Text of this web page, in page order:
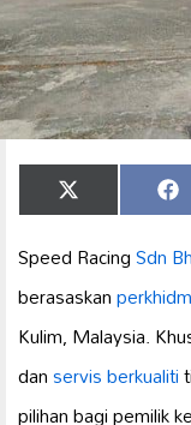
Share
on
X
(Twitter)
Speed RacingSdn
berasaskan
Kulim, Malaysia.
danservis berkualiti
pilihan bagi pemilik